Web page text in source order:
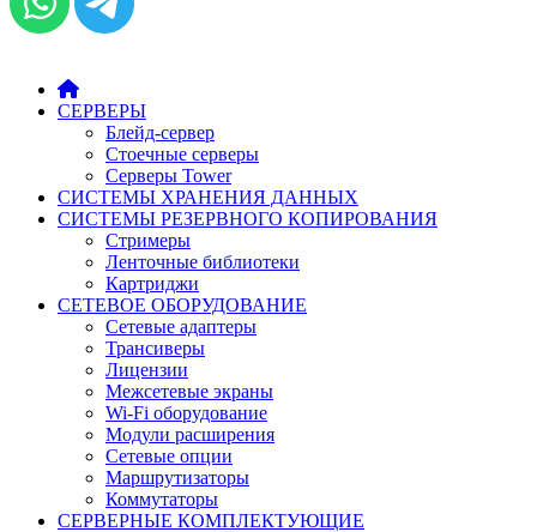
СЕРВЕРЫ
Блейд-сервер
Стоечные серверы
Серверы Tower
СИСТЕМЫ ХРАНЕНИЯ ДАННЫХ
СИСТЕМЫ РЕЗЕРВНОГО КОПИРОВАНИЯ
Стримеры
Ленточные библиотеки
Картриджи
СЕТЕВОЕ ОБОРУДОВАНИЕ
Сетевые адаптеры
Трансиверы
Лицензии
Межсетевые экраны
Wi-Fi оборудование
Модули расширения
Сетевые опции
Маршрутизаторы
Коммутаторы
СЕРВЕРНЫЕ КОМПЛЕКТУЮЩИЕ